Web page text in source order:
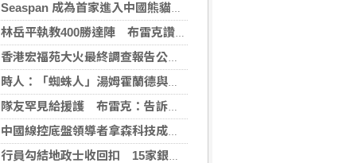
Seaspan 成為首家進入中國熊貓債券市場的國際船東及營運商
林岳平執教400勝達陣 布雷克讚獲球員愛戴
香港宏福苑大火最終調查報告公布 菸頭引燃施工雜物
時人：「蜘蛛人」湯姆霍蘭德與辛蒂亞已辦派對慶祝結婚
隊友罕見給援護 布雷克：告訴自己不要搞砸
中國線控底盤領導者拿森科技成功登陸香港交易所
行員勾結地政士收回扣 15家銀行60多人涉案